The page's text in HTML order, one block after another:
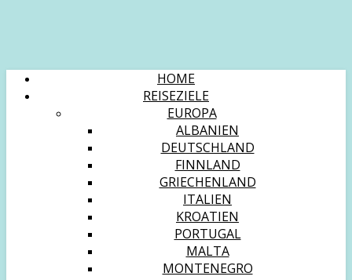
HOME
REISEZIELE
EUROPA
ALBANIEN
DEUTSCHLAND
FINNLAND
GRIECHENLAND
ITALIEN
KROATIEN
PORTUGAL
MALTA
MONTENEGRO